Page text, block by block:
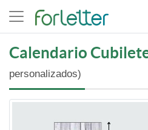
Calendario
personalizados)